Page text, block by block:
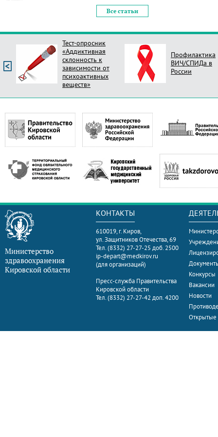
Все статьи
Тест-опросник
«Аддиктивная
склонность к
зависимости от
психоактивных
веществ»
Профилактика
ВИЧ/СПИДа в
России
Министерство
здравоохранения
Кировской области
КОНТАКТЫ
610019, г. Киров,
ул. Защитников Отечества, 69
Тел. (8332) 27-27-25 доб. 2500
ip-depart@medkirov.ru
(для организаций)
Пресс-служба Правительства
Кировской области
Тел. (8332) 27-27-42 доп. 4200
Конкурсы
Вакансии
Новости